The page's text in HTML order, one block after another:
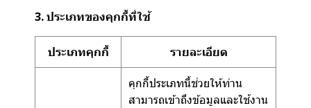
3. ประเภทของคุกกี้ที่ใช้
ประเภทคุกกี้ รายละเอียด
คุกกี้ประเภทนี้ช่วยให้ท่าน
สามารถเข้าถึงข้อมูลและใช้งาน